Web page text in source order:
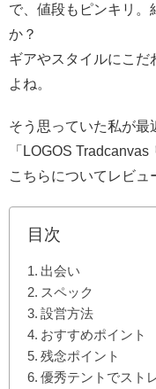
で、値段もピンキリ。
か？
ギアやスタイルにこだ
よね。
そう思っていた私が最
「LOGOS
こちらについてレビュ
目次
出会い
スペック
設営方法
おすすめポイント
残念ポイント
優秀テントでスト